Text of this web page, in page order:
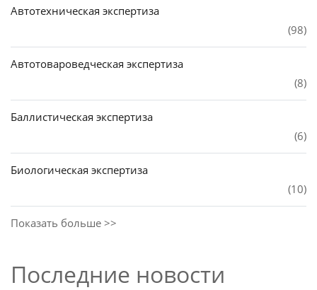
Автотехническая экспертиза
(98)
Автотовароведческая экспертиза
(8)
Баллистическая экспертиза
(6)
Биологическая экспертиза
(10)
Показать больше >>
Последние новости